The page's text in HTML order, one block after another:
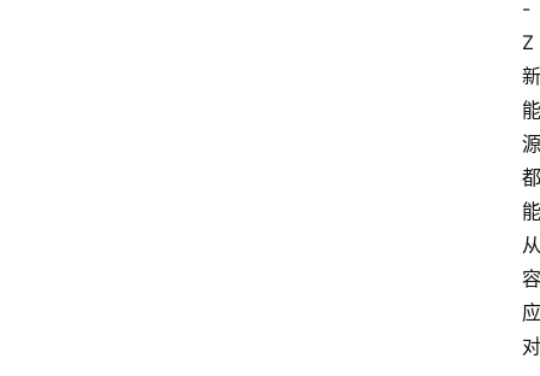
-
Z
新
能
源
都
能
从
容
应
对